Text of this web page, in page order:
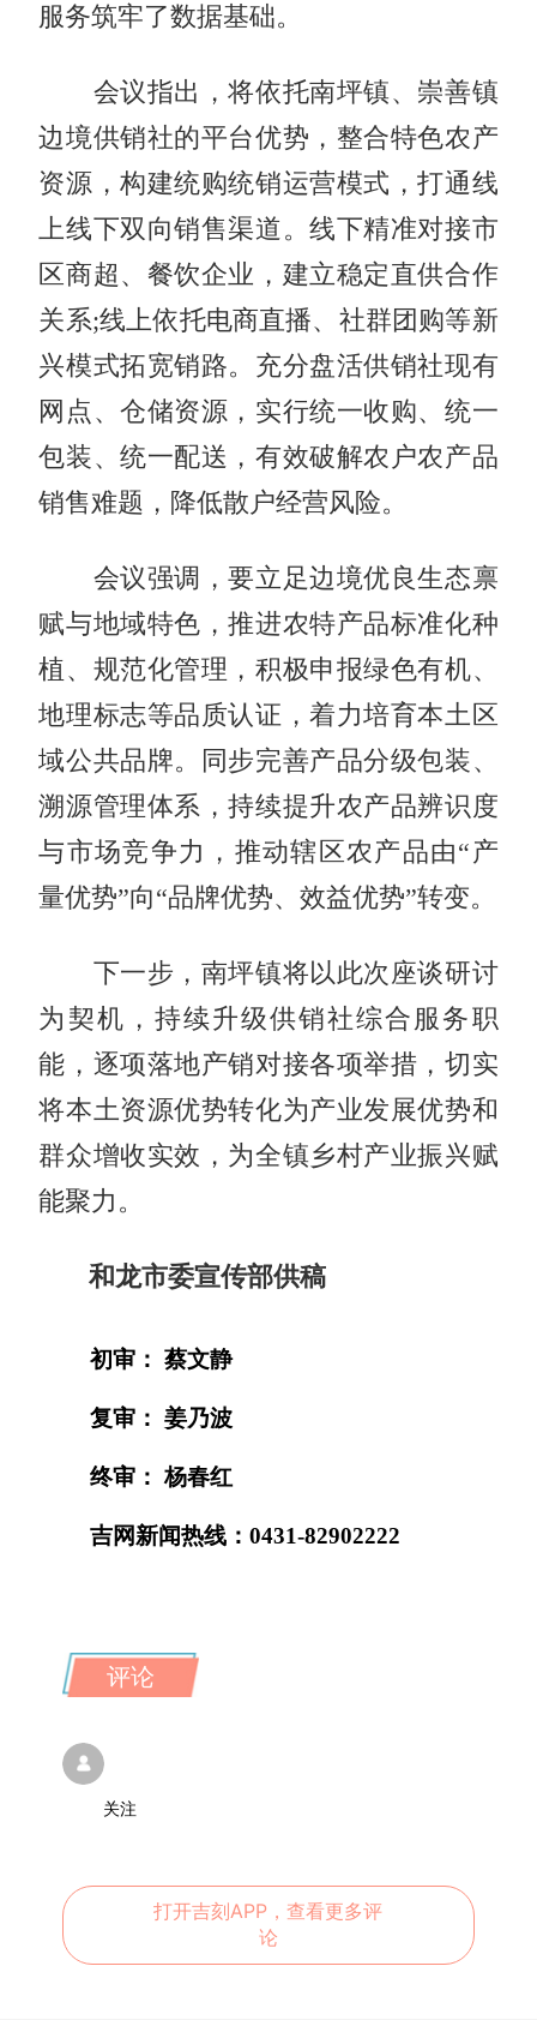
服务筑牢了数据基础。
会议指出，将依托南坪镇、崇善镇
边境供销社的平台优势，整合特色农产
资源，构建统购统销运营模式，打通线
上线下双向销售渠道。线下精准对接市
区商超、餐饮企业，建立稳定直供合作
关系;线上依托电商直播、社群团购等新
兴模式拓宽销路。充分盘活供销社现有
网点、仓储资源，实行统一收购、统一
包装、统一配送，有效破解农户农产品
销售难题，降低散户经营风险。
会议强调，要立足边境优良生态禀
赋与地域特色，推进农特产品标准化种
植、规范化管理，积极申报绿色有机、
地理标志等品质认证，着力培育本土区
域公共品牌。同步完善产品分级包装、
溯源管理体系，持续提升农产品辨识度
与市场竞争力，推动辖区农产品由“产
量优势”向“品牌优势、效益优势”转变。
下一步，南坪镇将以此次座谈研讨
为契机，持续升级供销社综合服务职
能，逐项落地产销对接各项举措，切实
将本土资源优势转化为产业发展优势和
群众增收实效，为全镇乡村产业振兴赋
能聚力。
和龙市委宣传部供稿
初审： 蔡文静
复审： 姜乃波
终审： 杨春红
吉网新闻热线：0431-82902222
评论
关注
打开吉刻APP，查看更多评
论